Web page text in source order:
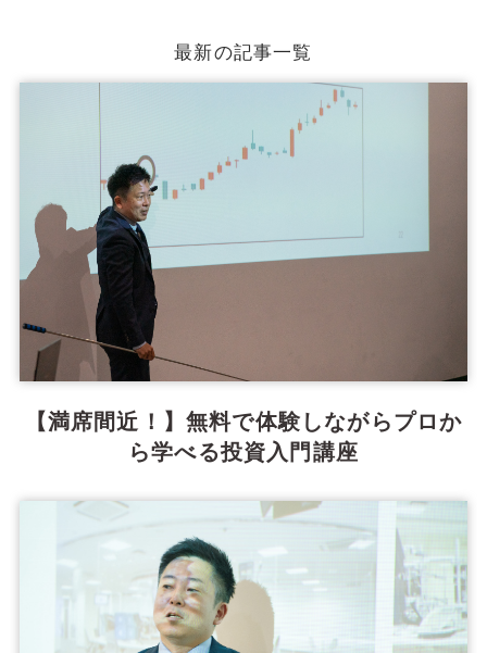
最新の記事一覧
【満席間近！】無料で体験しながらプロか
ら学べる投資入門講座